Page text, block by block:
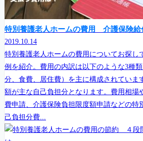
特別養護老人ホームの費用 介護保険給
2019.10.14
特別養護老人ホームの費用についてお探し
例を紹介。費用の内訳は以下のような3種
分、食費、居住費）を主に構成されていま
額が主な自己負担分となります。費用相場
費申請、介護保険負担限度額申請などの特
己負担分費...